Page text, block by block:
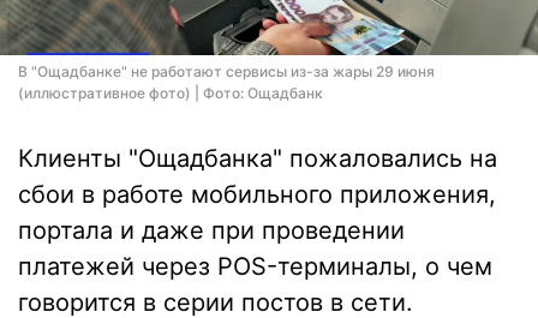
В "Ощадбанке" не работают сервисы из-за жары 29 июня
(иллюстративное фото) | Фото: Ощадбанк
Клиенты "Ощадбанка" пожаловались на
сбои в работе мобильного приложения,
портала и даже при проведении
платежей через POS-терминалы, о чем
говорится в серии постов в сети.